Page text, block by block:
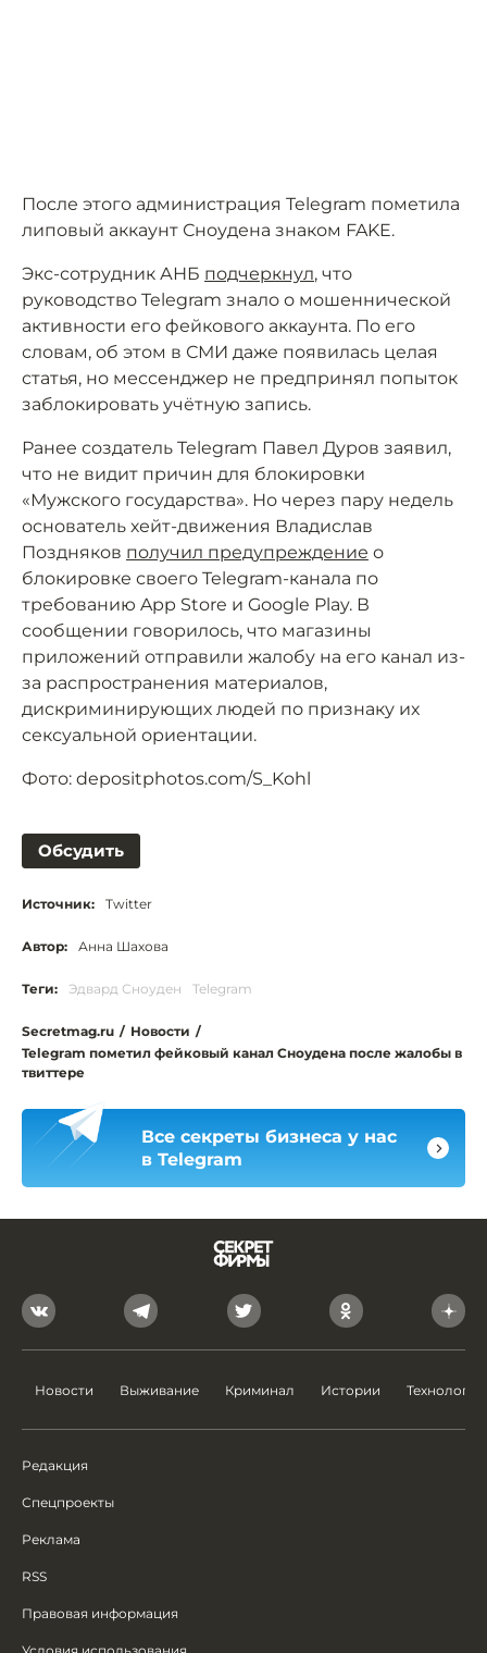
После этого администрация Telegram пометила
липовый аккаунт Сноудена знаком FAKE.
Экс-сотрудник АНБ подчеркнул, что
руководство Telegram знало о мошеннической
активности его фейкового аккаунта. По его
словам, об этом в СМИ даже появилась целая
статья, но мессенджер не предпринял попыток
заблокировать учётную запись.
Ранее создатель Telegram Павел Дуров заявил,
что не видит причин для блокировки
«Мужского государства». Но через пару недель
основатель хейт-движения Владислав
Поздняков получил предупреждение о
блокировке своего Telegram-канала по
требованию App Store и Google Play. В
сообщении говорилось, что магазины
приложений отправили жалобу на его канал из-
за распространения материалов,
дискриминирующих людей по признаку их
сексуальной ориентации.
Фото: depositphotos.com/S_Kohl
Обсудить
Источник: Twitter
Автор: Анна Шахова
Теги: Эдвард Сноуден Telegram
Secretmag.ru / Новости /
Telegram пометил фейковый канал Сноудена после жалобы в
твиттере
Все секреты бизнеса у нас
в Telegram
Новости Выживание Криминал Истории Технологии
Редакция
Спецпроекты
Реклама
RSS
Правовая информация